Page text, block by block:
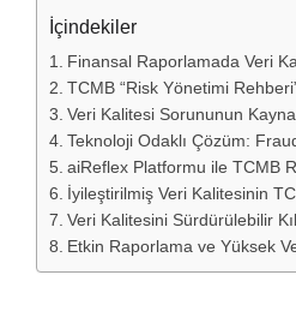
İçindekiler
Finansal Raporlamada Veri
TCMB “Risk Yönetimi
Veri Kalitesi Sorununun
Teknoloji Odaklı Çözüm:
aiReflex Platformu ile TCMB
İyileştirilmiş Veri Kalitesinin
Veri Kalitesini Sürdürülebilir
Etkin Raporlama ve Yüksek